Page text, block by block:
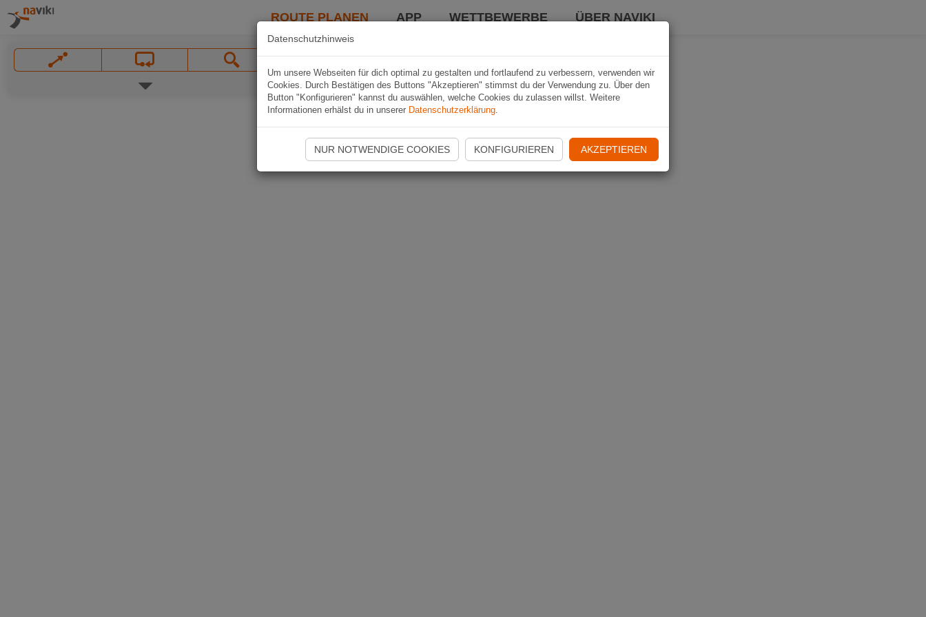
ROUTE PLANEN APP WETTBEWERBE ÜBER NAVIKI
Datenschutzhinweis
Um unsere Webseiten für dich optimal zu gestalten und fortlaufend zu verbessern, verwenden wir
Cookies. Durch Bestätigen des Buttons "Akzeptieren" stimmst du der Verwendung zu. Über den
Button "Konfigurieren" kannst du auswählen, welche Cookies du zulassen willst. Weitere
Informationen erhälst du in unserer Datenschutzerklärung.
NUR NOTWENDIGE COOKIES KONFIGURIEREN AKZEPTIEREN